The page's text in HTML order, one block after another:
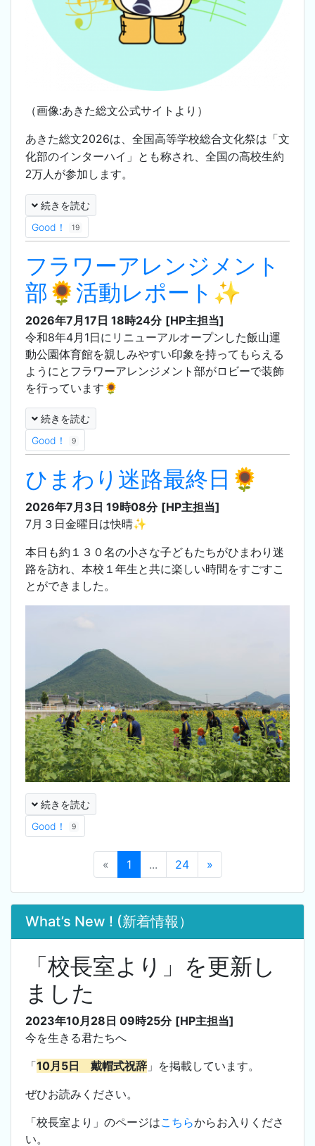
（画像:あきた総文公式サイトより）
あきた総文2026は、 全国高等学校総合文化祭は「文
化部のインターハイ」とも称され、全国の高校生約
2万人が参加します。
続きを読む
Good！
19
フラワーアレンジメント
部🌻活動レポート✨
2026年7月17日 18時24分 [HP主担当]
令和8年4月1日にリニューアルオープンした飯山運
動公園体育館を親しみやすい印象を持ってもらえる
ようにとフラワーアレンジメント部がロビーで装飾
を行っています🌻
続きを読む
Good！
9
ひまわり迷路最終日🌻
2026年7月3日 19時08分 [HP主担当]
7月３日金曜日は快晴✨
本日も約１３０名の小さな子どもたちがひまわり迷
路を訪れ、本校１年生と共に楽しい時間をすごすこ
とができました。
続きを読む
Good！
9
« 1 ... 24 »
What’s New ! (新着情報）
「校長室より」を更新し
ました
2023年10月28日 09時25分 [HP主担当]
今を生きる君たちへ
「10月5日 戴帽式祝辞 」を掲載しています。
ぜひお読みください。
「校長室より」のページはこちらからお入りくださ
い。